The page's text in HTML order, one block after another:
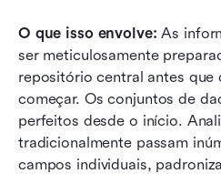
O que isso envolve: As
ser meticulosamente
repositório central antes que
começar. Os conjuntos de
perfeitos desde o início.
tradicionalmente passam
campos individuais,